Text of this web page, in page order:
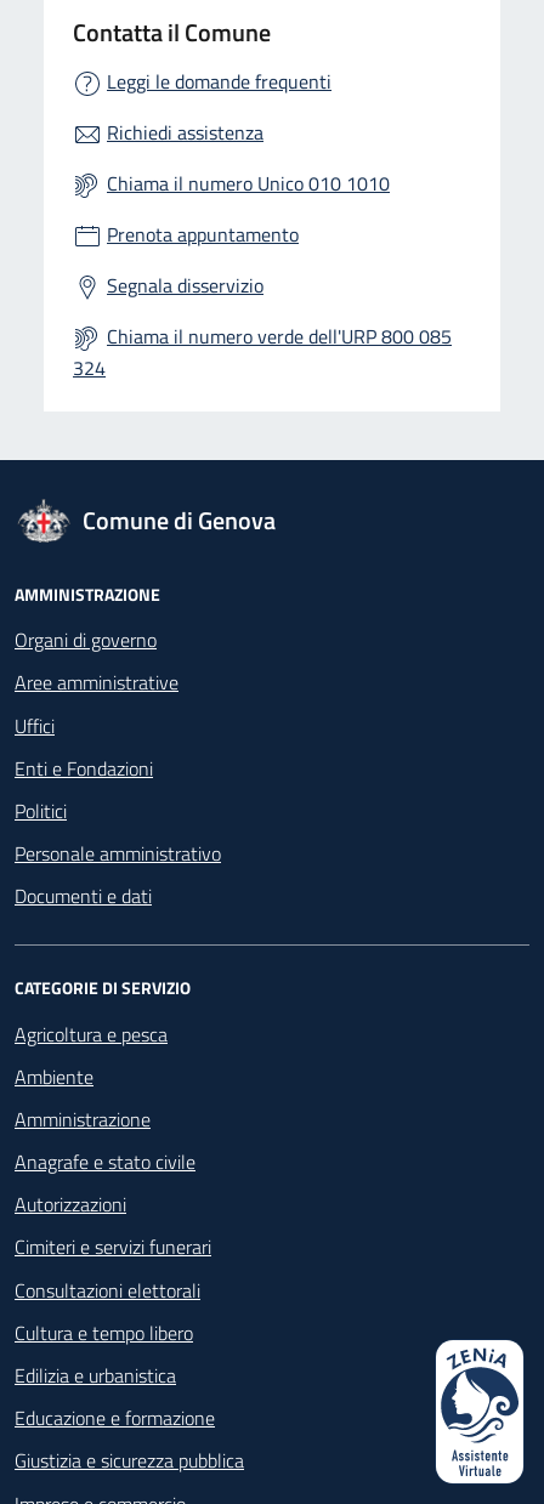
Contatta il Comune
Leggi le domande frequenti
Richiedi assistenza
Chiama il numero Unico 010 1010
Prenota appuntamento
Segnala disservizio
Chiama il numero verde dell'URP 800 085
324
logo Unione Europea
Comune di Genova
Footer - Navigazione
AMMINISTRAZIONE
Organi di governo
Aree amministrative
Uffici
Enti e Fondazioni
Politici
Personale amministrativo
Documenti e dati
CATEGORIE DI SERVIZIO
Agricoltura e pesca
Ambiente
Amministrazione
Anagrafe e stato civile
Autorizzazioni
Cimiteri e servizi funerari
Consultazioni elettorali
Cultura e tempo libero
Edilizia e urbanistica
Educazione e formazione
Giustizia e sicurezza pubblica